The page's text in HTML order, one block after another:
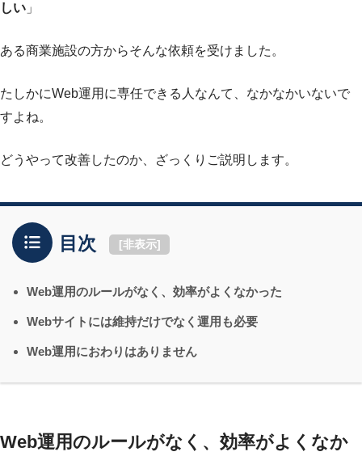
しい 」
ある商業施設の方からそんな依頼を受けました。
たしかにWeb運用に専任できる人なんて、なかなかいないで
すよね。
どうやって改善したのか、ざっくりご説明します。
目次 [非表示]
Web運用のルールがなく、効率がよくなかった
Webサイトには維持だけでなく運用も必要
Web運用におわりはありません
Web運用のルールがなく、効率がよくなか